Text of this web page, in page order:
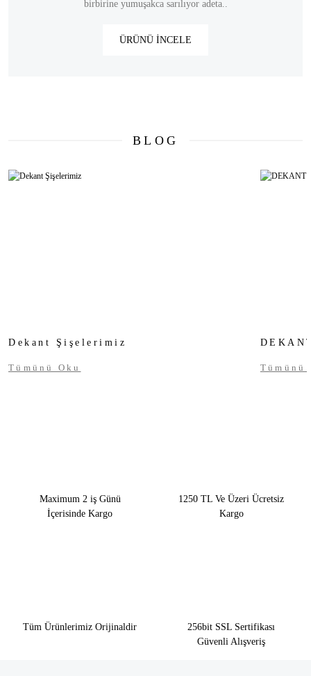
birbirine yumuşakca sarılıyor adeta..
ÜRÜNÜ İNCELE
BLOG
Dekant Şişelerimiz
Tümünü Oku Tümünü
Maximum 2 iş Günü
İçerisinde Kargo
1250 TL Ve Üzeri Ücretsiz
Kargo
Tüm Ürünlerimiz Orijinaldir
256bit SSL Sertifikası
Güvenli Alışveriş